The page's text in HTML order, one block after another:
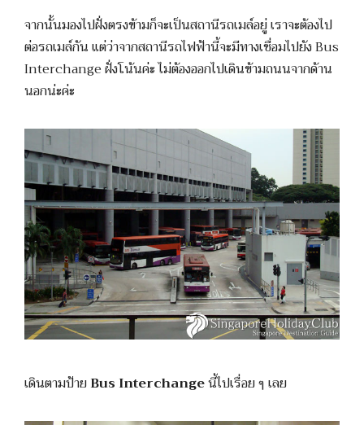
จากนั้นมองไปฝั่งตรงข้ามก็จะเป็นสถานีรถเมล์อยู่ เราจะต้องไป
ต่อรถเมล์กัน แต่ว่าจากสถานีรถไฟฟ้านี้จะมีทางเชื่อมไปยัง Bus
Interchange ฝั่งโน้นค่ะ ไม่ต้องออกไปเดินข้ามถนนจากด้าน
นอกน่ะค่ะ
เดินตามป้ายBus Interchangeนี้ไปเรื่อย ๆ เลย